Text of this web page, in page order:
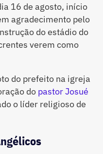
16 de agosto, início
agradecimento pelo
do estádio do
verem como
do prefeito na igreja
do pastor Josué
o líder religioso de